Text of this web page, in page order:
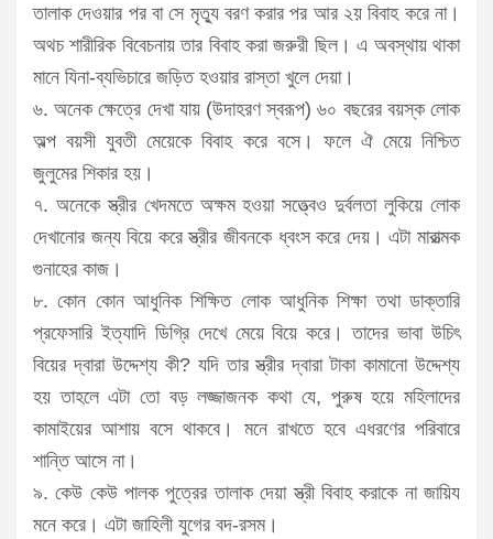
তালাক দেওয়ার পর বা সে মৃত্যু বরণ করার পর আর ২য় বিবাহ করে না।
অথচ শারীরিক বিবেচনায় তার বিবাহ করা জরুরী ছিল। এ অবস্থায় থাকা
মানে যিনা-ব্যভিচারে জড়িত হওয়ার রাস্তা খুলে দেয়া।
৬. অনেক ক্ষেত্রে দেখা যায় (উদাহরণ স্বরূপ) ৬০ বছরের বয়স্ক লোক
অল্প বয়সী যুবতী মেয়েকে বিবাহ করে বসে। ফলে ঐ মেয়ে নিশ্চিত
জুলুমের শিকার হয়।
৭. অনেকে স্ত্রীর খেদমতে অক্ষম হওয়া সত্ত্বেও দুর্বলতা লুকিয়ে লোক
দেখানোর জন্য বিয়ে করে স্ত্রীর জীবনকে ধ্বংস করে দেয়। এটা মারাত্মক
গুনাহের কাজ।
৮. কোন কোন আধুনিক শিক্ষিত লোক আধুনিক শিক্ষা তথা ডাক্তারি
প্রফেসারি ইত্যাদি ডিগ্রি দেখে মেয়ে বিয়ে করে। তাদের ভাবা উচিৎ
বিয়ের দ্বারা উদ্দেশ্য কী? যদি তার স্ত্রীর দ্বারা টাকা কামানো উদ্দেশ্য
হয় তাহলে এটা তো বড় লজ্জাজনক কথা যে, পুরুষ হয়ে মহিলাদের
কামাইয়ের আশায় বসে থাকবে। মনে রাখতে হবে এধরণের পরিবারে
শান্তি আসে না।
৯. কেউ কেউ পালক পুত্রের তালাক দেয়া স্ত্রী বিবাহ করাকে না জায়িয
মনে করে। এটা জাহিলী যুগের বদ-রসম।